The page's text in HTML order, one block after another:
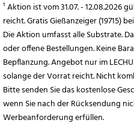
¹ Aktion ist vom 31.07. - 12.08.2026
reicht. Gratis Gießanzeiger (19715)
Die Aktion umfasst alle Substrate.
oder offene Bestellungen. Keine
Bepflanzung. Angebot nur im
solange der Vorrat reicht. Nicht
Bitte senden Sie das kostenlose
wenn Sie nach der Rücksendung
Werbeanforderung erfüllen.